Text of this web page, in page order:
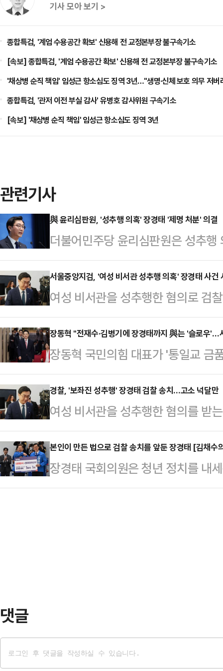
기사 모아 보기 >
종합특검, '계엄 수용공간 확보' 신용해 전 교정본부장 불구속기소
[속보] 종합특검, '계엄 수용공간 확보' 신용해 전 교정본부장 불구속기소
'채상병 순직 책임' 임성근 항소심도 징역 3년…"생명·신체 보호 의무 저버
종합특검, '관저 이전 부실 감사' 유병호 감사위원 구속기소
[속보] '채상병 순직 책임' 임성근 항소심도 징역 3년
관련기사
與 윤리심판원, '성추행 의혹' 장경태 '제명 처분' 의결
더불어민주당 윤리심판원은 성추
대해 제명에 해당하는 징계를 의결
오후 여의도 당사에서 심판원 회의
밝혔다. 장 의원이 지난달 20일 "당
만이다.장 의원은 2024년 10월 여
리를 하다 한 여성 보좌진을 성추행
의 신원을 노출하는 등 2차 가해를
의원을 준…
서울중앙지검, '여성 비서관 성추행 의혹' 장경태 사건
여성 비서관을 성추행한 혐의로 검
울남부지검이 맡는다.6일 법조계
의 준강제추행 및 성폭력처벌법 위
서울남부지검으로 이첩했다.장 의
서 다른 의원실 보좌진 A씨에게 부
씨는 지난해 11월 25일 영등포경
를 부인하며 A씨를 무고 등 혐의로
청했으나 수사심의위와 …
장동혁 "전재수·김병기에 장경태까지 與는 '슬로우'…
장동혁 국민의힘 대표가 '통일교 금
월 만에 구속된 반면, 전재수 더불
수사본부의 결론이 없다고 지적하
판했다.장동혁 대표는 31일 페이스
고 현금을 받았어도 버젓이 부산시
다.앞서 전재수 의원은 2018년 8월
일교 총재에게 현금 2000만원과
한 혐의를 받고 있…
경찰, '보좌진 성추행' 장경태 검찰 송치…고소 넉달만
여성 비서관을 성추행한 혐의를 받
다.27일 경찰에 따르면 서울경찰청
제추행·성폭력처벌법 위반(비밀준
다. 피해자 A씨가 장 의원을 상대로
2024년 10월 여의도 한 식당에서
본인이 만든 법으로 검찰 송치를 앞둔 장경태 [김채
장경태 국회의원은 청년 정치를 내
감수성을 앞세워 페미니즘의 편임
댓글